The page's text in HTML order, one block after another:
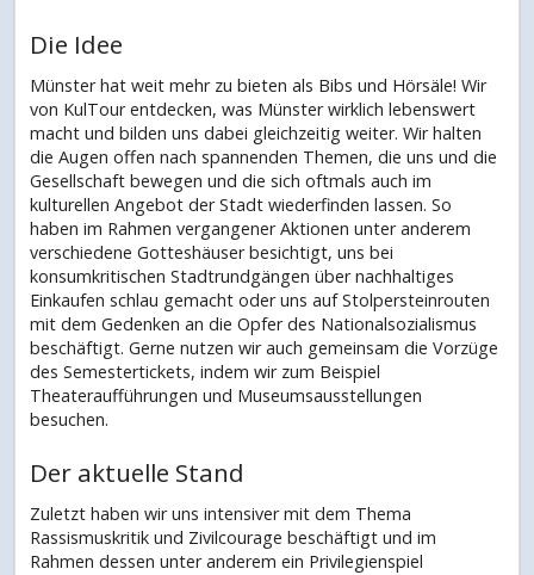
Die Idee
Münster hat weit mehr zu bieten als Bibs und Hörsäle! Wir
von KulTour entdecken, was Münster wirklich lebenswert
macht und bilden uns dabei gleichzeitig weiter. Wir halten
die Augen offen nach spannenden Themen, die uns und die
Gesellschaft bewegen und die sich oftmals auch im
kulturellen Angebot der Stadt wiederfinden lassen. So
haben im Rahmen vergangener Aktionen unter anderem
verschiedene Gotteshäuser besichtigt, uns bei
konsumkritischen Stadtrundgängen über nachhaltiges
Einkaufen schlau gemacht oder uns auf Stolpersteinrouten
mit dem Gedenken an die Opfer des Nationalsozialismus
beschäftigt. Gerne nutzen wir auch gemeinsam die Vorzüge
des Semestertickets, indem wir zum Beispiel
Theateraufführungen und Museumsausstellungen
besuchen.
Der aktuelle Stand
Zuletzt haben wir uns intensiver mit dem Thema
Rassismuskritik und Zivilcourage beschäftigt und im
Rahmen dessen unter anderem ein Privilegienspiel